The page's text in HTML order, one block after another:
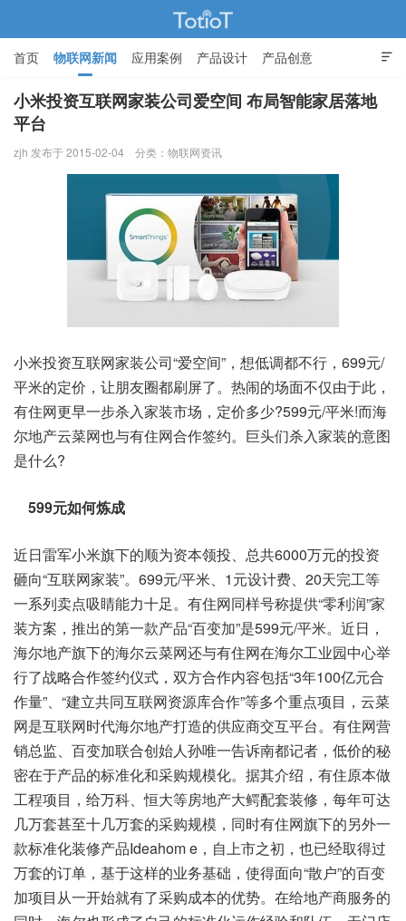
物联网的那些事 - Totiot

首页 物联网新闻 应用案例 产品设计 产品创意
智能家居
小米投资互联网家装公司爱空间 布局智能家居落地
平台
zjh 发布于 2015-02-04 分类： 物联网资讯
小米投资互联网家装公司“爱空间”，想低调都不行，699元/
平米的定价，让朋友圈都刷屏了。热闹的场面不仅由于此，
有住网更早一步杀入家装市场，定价多少?599元/平米!而海
尔地产云菜网也与有住网合作签约。巨头们杀入家装的意图
是什么?
599元如何炼成
近日雷军小米旗下的顺为资本领投、总共6000万元的投资
砸向“互联网家装”。699元/平米、1元设计费、20天完工等
一系列卖点吸睛能力十足。有住网同样号称提供“零利润”家
装方案，推出的第一款产品“百变加”是599元/平米。近日，
海尔地产旗下的海尔云菜网还与有住网在海尔工业园中心举
行了战略合作签约仪式，双方合作内容包括“3年100亿元合
作量”、“建立共同互联网资源库合作”等多个重点项目，云菜
网是互联网时代海尔地产打造的供应商交互平台。有住网营
销总监、百变加联合创始人孙唯一告诉南都记者，低价的秘
密在于产品的标准化和采购规模化。据其介绍，有住原本做
工程项目，给万科、恒大等房地产大鳄配套装修，每年可达
几万套甚至十几万套的采购规模，同时有住网旗下的另外一
款标准化装修产品Ideahom e，自上市之初，也已经取得过
万套的订单，基于这样的业务基础，使得面向“散户”的百变
加项目从一开始就有了采购成本的优势。在给地产商服务的